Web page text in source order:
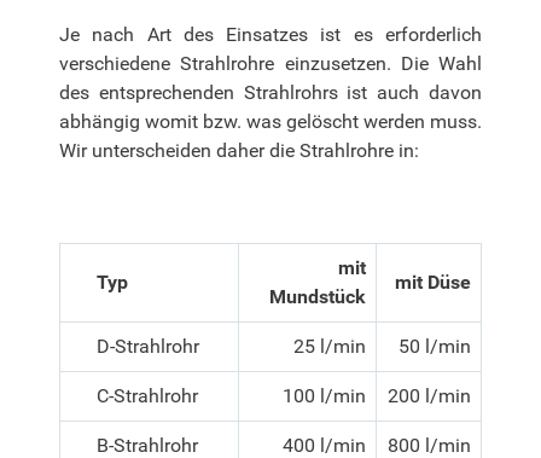
Je nach Art des Einsatzes ist es erforderlich
verschiedene Strahlrohre einzusetzen. Die Wahl
des entsprechenden Strahlrohrs ist auch davon
abhängig womit bzw. was gelöscht werden muss.
Wir unterscheiden daher die Strahlrohre in:
Typ
mit
Mundstück
mit Düse
D-Strahlrohr 25 l/min 50 l/min
C-Strahlrohr 100 l/min 200 l/min
B-Strahlrohr 400 l/min 800 l/min